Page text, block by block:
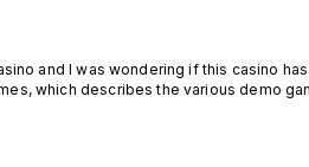
and I was wondering if this casino
which describes the various demo